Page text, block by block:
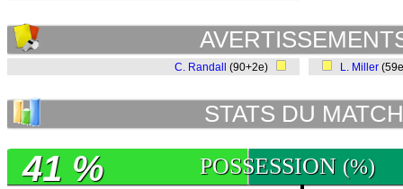
C. Randall (90+2e) L. Miller
STATS DU MATCH
POSSESSION (%)
41 %